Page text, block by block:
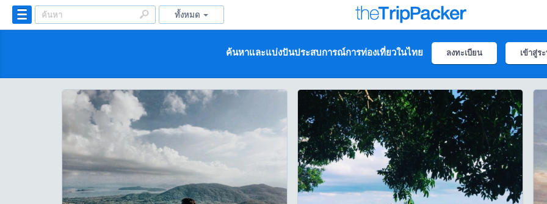
ทั้งหมด
ค้นหาและแบ่งปันประสบการณ์การท่องเที่ยวในไทย ลงทะเบียน เข้าสู่ร